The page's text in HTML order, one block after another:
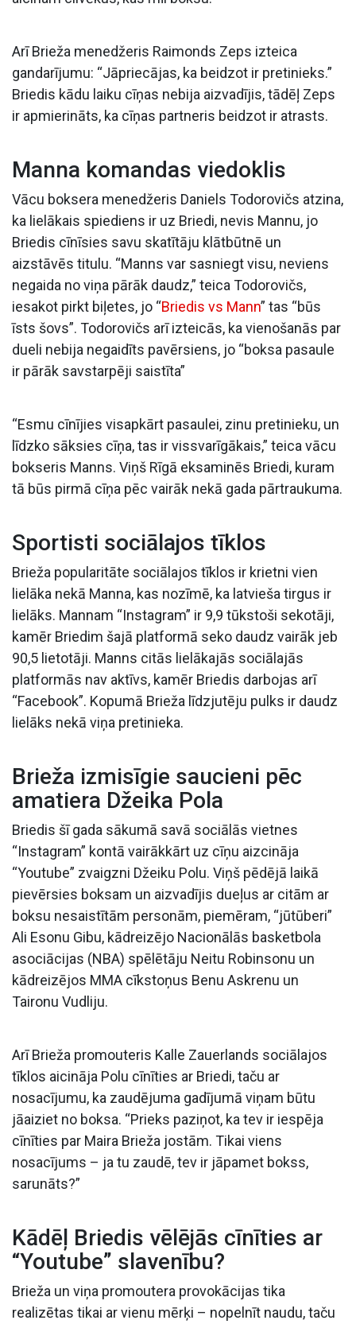
Arī Brieža menedžeris Raimonds Zeps izteica
gandarījumu: “Jāpriecājas, ka beidzot ir pretinieks.”
Briedis kādu laiku cīņas nebija aizvadījis, tādēļ Zeps
ir apmierināts, ka cīņas partneris beidzot ir atrasts.
Manna komandas viedoklis
Vācu boksera menedžeris Daniels Todorovičs atzina,
ka lielākais spiediens ir uz Briedi, nevis Mannu, jo
Briedis cīnīsies savu skatītāju klātbūtnē un
aizstāvēs titulu. “Manns var sasniegt visu, neviens
negaida no viņa pārāk daudz,” teica Todorovičs,
iesakot pirkt biļetes, jo “Briedis vs Mann” tas “būs
īsts šovs”. Todorovičs arī izteicās, ka vienošanās par
dueli nebija negaidīts pavērsiens, jo “boksa pasaule
ir pārāk savstarpēji saistīta”
“Esmu cīnījies visapkārt pasaulei, zinu pretinieku, un
līdzko sāksies cīņa, tas ir vissvarīgākais,” teica vācu
bokseris Manns. Viņš Rīgā eksaminēs Briedi, kuram
tā būs pirmā cīņa pēc vairāk nekā gada pārtraukuma.
Sportisti sociālajos tīklos
Brieža popularitāte sociālajos tīklos ir krietni vien
lielāka nekā Manna, kas nozīmē, ka latvieša tirgus ir
lielāks. Mannam “Instagram” ir 9,9 tūkstoši sekotāji,
kamēr Briedim šajā platformā seko daudz vairāk jeb
90,5 lietotāji. Manns citās lielākajās sociālajās
platformās nav aktīvs, kamēr Briedis darbojas arī
“Facebook”. Kopumā Brieža līdzjutēju pulks ir daudz
lielāks nekā viņa pretinieka.
Brieža izmisīgie saucieni pēc
amatiera Džeika Pola
Briedis šī gada sākumā savā sociālās vietnes
“Instagram” kontā vairākkārt uz cīņu aizcināja
“Youtube” zvaigzni Džeiku Polu. Viņš pēdējā laikā
pievērsies boksam un aizvadījis dueļus ar citām ar
boksu nesaistītām personām, piemēram, “jūtūberi”
Ali Esonu Gibu, kādreizējo Nacionālās basketbola
asociācijas (NBA) spēlētāju Neitu Robinsonu un
kādreizējos MMA cīkstoņus Benu Askrenu un
Taironu Vudliju.
Arī Brieža promouteris Kalle Zauerlands sociālajos
tīklos aicināja Polu cīnīties ar Briedi, taču ar
nosacījumu, ka zaudējuma gadījumā viņam būtu
jāaiziet no boksa. “Prieks paziņot, ka tev ir iespēja
cīnīties par Maira Brieža jostām. Tikai viens
nosacījums – ja tu zaudē, tev ir jāpamet bokss,
sarunāts?”
Kādēļ Briedis vēlējās cīnīties ar
“Youtube” slavenību?
Brieža un viņa promoutera provokācijas tika
realizētas tikai ar vienu mērķi – nopelnīt naudu, taču